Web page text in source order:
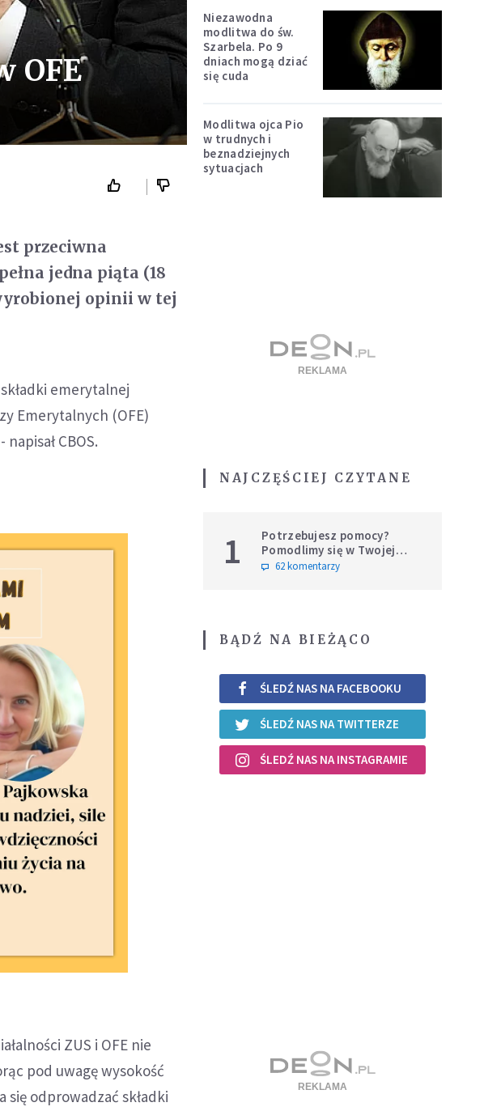
OFE
przeciwna
jedna piąta (18
opinii w tej
emerytalnej
Emerytalnych (OFE)
CBOS.
ZUS i OFE nie
pod uwagę wysokość
się odprowadzać składki
Niezawodna
modlitwa do św.
Szarbela. Po 9
dniach mogą dziać
się cuda
Modlitwa ojca Pio
w trudnych i
beznadziejnych
sytuacjach
NAJCZĘŚCIEJ CZYTANE
1
Potrzebujesz pomocy?
Pomodlimy się w Twojej
intencji
62 komentarzy
BĄDŹ NA BIEŻĄCO
ŚLEDŹ NAS NA FACEBOOKU
ŚLEDŹ NAS NA TWITTERZE
ŚLEDŹ NAS NA INSTAGRAMIE